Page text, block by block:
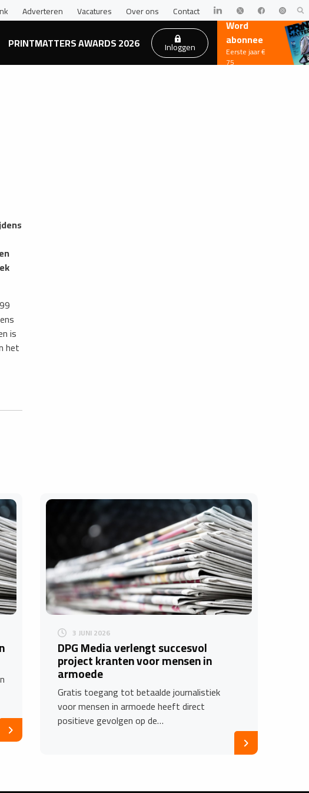
Adverteren Vacatures Over ons Contact
PRINTMATTERS AWARDS 2026 Inloggen
Word
abonnee
Eerste jaar €
75
is
het
3 JUNI 2026
DPG Media verlengt succesvol
project kranten voor mensen in
armoede
Gratis toegang tot betaalde journalistiek
voor mensen in armoede heeft direct
positieve gevolgen op de…